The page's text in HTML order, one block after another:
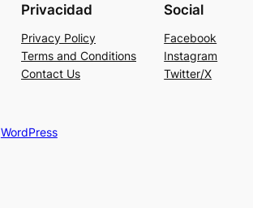
Privacidad
Privacy Policy
Terms and Conditions
Contact Us
Social
Facebook
Instagram
Twitter/X
WordPress